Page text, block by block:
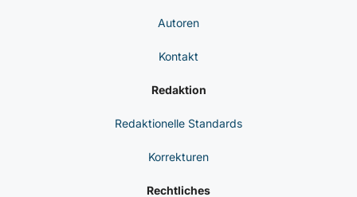
Autoren
Kontakt
Redaktion
Redaktionelle Standards
Korrekturen
Rechtliches